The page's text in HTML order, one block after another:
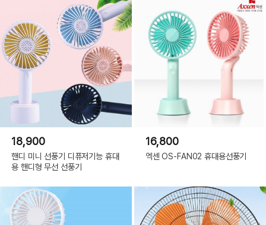
18,900
핸디 미니 선풍기 디퓨저기능 휴대
용 핸디형 무선 선풍기
16,800
엑센 OS-FAN02 휴대용선풍기